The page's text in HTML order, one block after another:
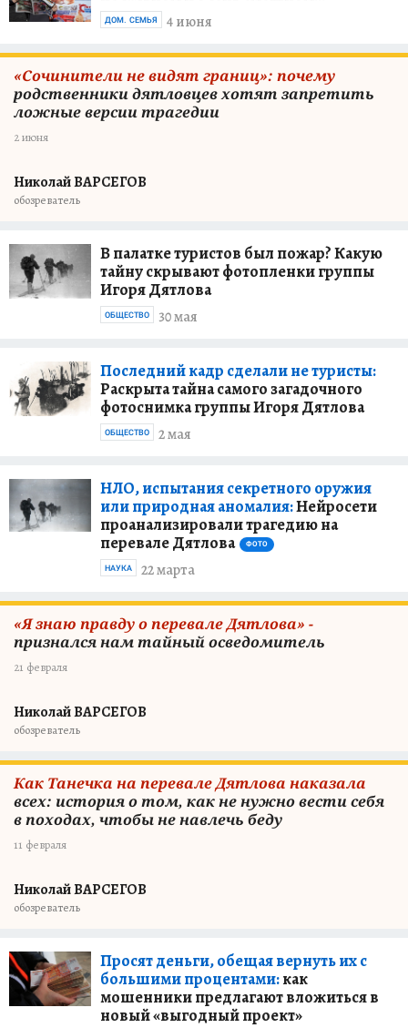
4 июня
ДОМ. СЕМЬЯ
«Сочинители не видят границ»: почему
родственники дятловцев хотят запретить
ложные версии трагедии
2 июня
Николай ВАРСЕГОВ
обозреватель
В палатке туристов был пожар? Какую
тайну скрывают фотопленки группы
Игоря Дятлова
30 мая
ОБЩЕСТВО
Последний кадр сделали не туристы:
Раскрыта тайна самого загадочного
фотоснимка группы Игоря Дятлова
2 мая
ОБЩЕСТВО
НЛО, испытания секретного оружия
или природная аномалия:Нейросети
проанализировали трагедию на
перевале Дятлова
ФОТО
22 марта
НАУКА
«Я знаю правду о перевале Дятлова» -
признался нам тайный осведомитель
21 февраля
Николай ВАРСЕГОВ
обозреватель
Как Танечка на перевале Дятлова наказала
всех: история о том, как не нужно вести себя
в походах, чтобы не навлечь беду
11 февраля
Николай ВАРСЕГОВ
обозреватель
Просят деньги, обещая вернуть их с
большими процентами:как
мошенники предлагают вложиться в
новый «выгодный проект»